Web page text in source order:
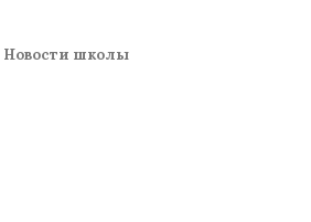
Новости школы